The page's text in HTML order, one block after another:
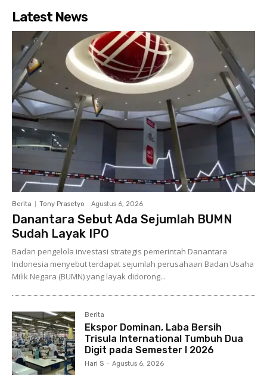
Latest News
Berita Tony Prasetyo - Agustus 6, 2026
Danantara Sebut Ada Sejumlah BUMN
Sudah Layak IPO
Badan pengelola investasi strategis pemerintah Danantara
Indonesia menyebut terdapat sejumlah perusahaan Badan Usaha
Milik Negara (BUMN) yang layak didorong...
Berita
Ekspor Dominan, Laba Bersih
Trisula International Tumbuh Dua
Digit pada Semester I 2026
Hari S - Agustus 6, 2026